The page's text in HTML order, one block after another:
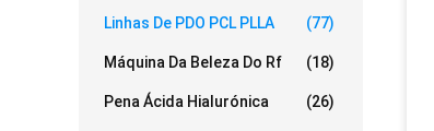
Linhas De PDO PCL PLLA (77)
Máquina Da Beleza Do Rf (18)
Pena Ácida Hialurónica (26)